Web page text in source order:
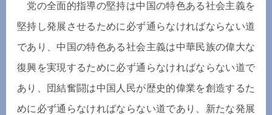
党の全面的指導の堅持は中国の特色ある社会主義を
堅持し発展させるために必ず通らなければならない道
であり、中国の特色ある社会主義は中華民族の偉大な
復興を実現するために必ず通らなければならない道で
あり、団結奮闘は中国人民が歴史的偉業を創造するた
めに必ず通らなければならない道であり、新たな発展